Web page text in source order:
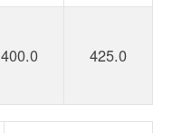
400.0 425.0